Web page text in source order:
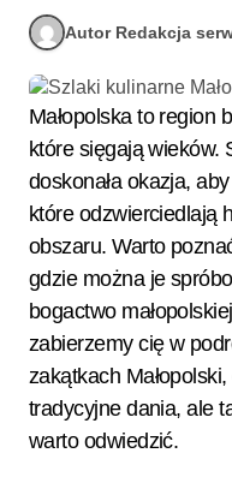
Autor Redakcja
Małopolska to region bogaty w tradycje kulinarne,
które sięgają wieków.
doskonała okazja,
które odzwierciedlają
obszaru. Warto
gdzie można je
bogactwo
zabierzemy cię w
zakątkach
tradycyjne dania, ale
warto odwiedzić.